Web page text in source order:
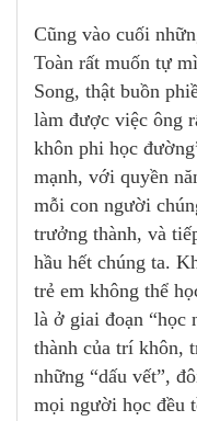
Cũng vào cuối
Toàn rất muốn tự
Song, thật buồn
làm được việc ông
khôn phi học
mạnh, với quyền
mỗi con người
trưởng thành, và
hầu hết chúng ta.
trẻ em không thể
là ở giai đoạn “học
thành của trí khôn,
những “dấu vết”,
mọi người học đều